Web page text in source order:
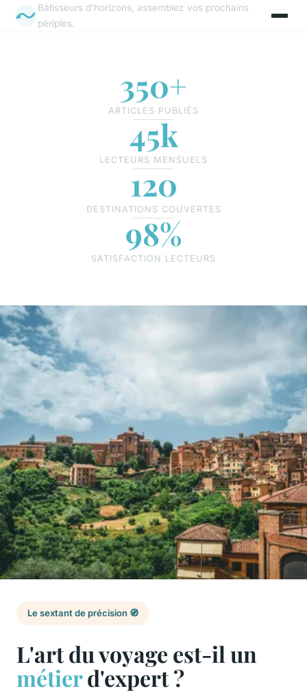
Bâtisseurs d'horizons, assemblez vos prochains
périples.
350+
ARTICLES PUBLIÉS
45k
LECTEURS MENSUELS
120
DESTINATIONS COUVERTES
98%
SATISFACTION LECTEURS
Le sextant de précision 🧭
L'art du voyage est-il un
métierd'expert ?